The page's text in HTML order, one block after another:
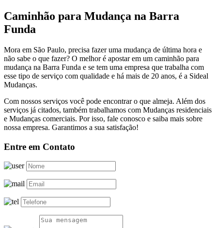
Caminhão para Mudança na Barra
Funda
Mora em São Paulo, precisa fazer uma mudança de última hora e
não sabe o que fazer? O melhor é apostar em um caminhão para
mudança na Barra Funda e se tem uma empresa que trabalha com
esse tipo de serviço com qualidade e há mais de 20 anos, é a Sideal
Mudanças.
Com nossos serviços você pode encontrar o que almeja. Além dos
serviços já citados, também trabalhamos com Mudanças residenciais
e Mudanças comerciais. Por isso, fale conosco e saiba mais sobre
nossa empresa. Garantimos a sua satisfação!
Entre em Contato